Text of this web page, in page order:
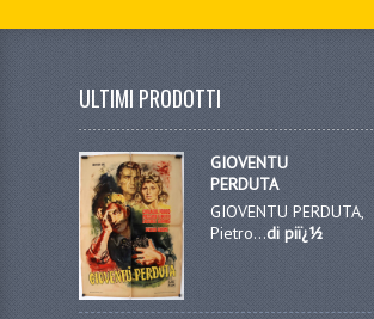
ULTIMI PRODOTTI
GIOVENTU
PERDUTA
GIOVENTU PERDUTA,
Pietro...di piï¿½